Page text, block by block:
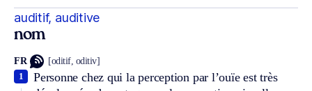
auditif, auditive
nom
FR [oditif, oditiv]
Personne chez qui la perception par l’ouïe est très
1